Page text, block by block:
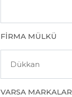
FIRMA MÜLKÜ
VARSA MARKALAR